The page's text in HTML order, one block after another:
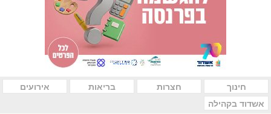
חינוך חצרות בריאות
אירועים
אשדוד בקהילה